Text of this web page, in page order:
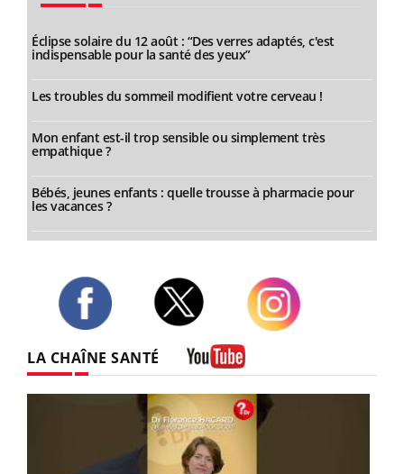
Éclipse solaire du 12 août : “Des verres adaptés, c'est
indispensable pour la santé des yeux”
Les troubles du sommeil modifient votre cerveau !
Mon enfant est-il trop sensible ou simplement très
empathique ?
Bébés, jeunes enfants : quelle trousse à pharmacie pour
les vacances ?
LA CHAÎNE SANTÉ